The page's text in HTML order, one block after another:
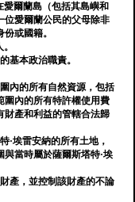
爾蘭島（包括其島嶼和
位愛爾蘭公民的父母除非
或國籍。
基本政治職責。
內的所有自然資源，包括
圍內的所有特許權使用費
財產和利益的管轄合法歸
·埃雷安納的所有土地，
當時屬於薩爾斯塔特·埃
產，並控制該財產的不論